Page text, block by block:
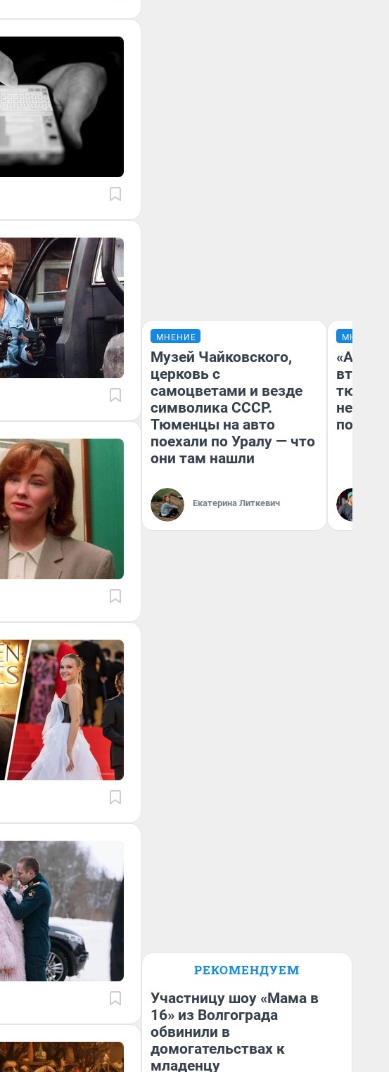
МНЕНИЕ
Музей Чайковского,
церковь с
самоцветами и везде
символика СССР.
Тюменцы на авто
поехали по Уралу — что
они там нашли
Екатерина Литкевич
МНЕНИЕ
РЕКОМЕНДУЕМ
Участницу шоу «Мама в
16» из Волгограда
обвинили в
домогательствах к
младенцу